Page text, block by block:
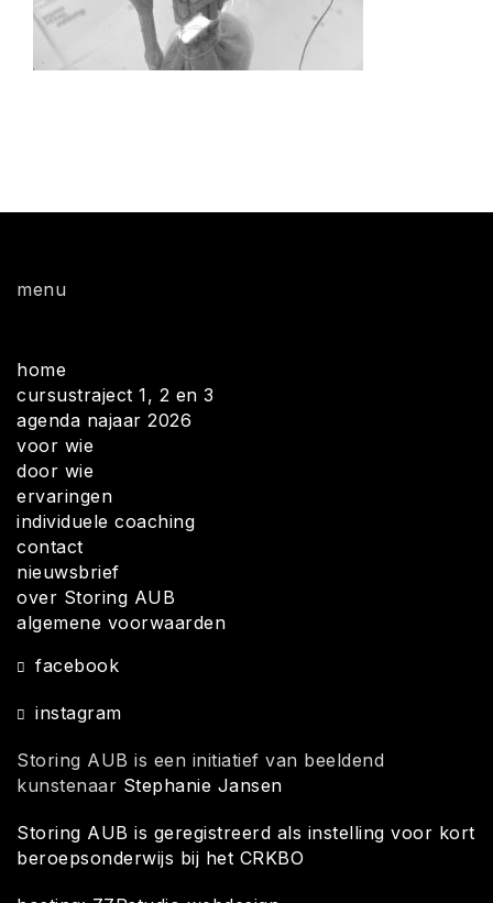
menu
home
cursustraject 1, 2 en 3
agenda najaar 2026
voor wie
door wie
ervaringen
individuele coaching
contact
nieuwsbrief
over Storing AUB
algemene voorwaarden
facebook
instagram
Storing AUB is een initiatief van beeldend
kunstenaar Stephanie Jansen
Storing AUB is geregistreerd als instelling voor kort
beroepsonderwijs bij het CRKBO